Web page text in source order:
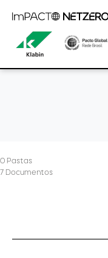
Provided by
0 Pastas
7 Documentos